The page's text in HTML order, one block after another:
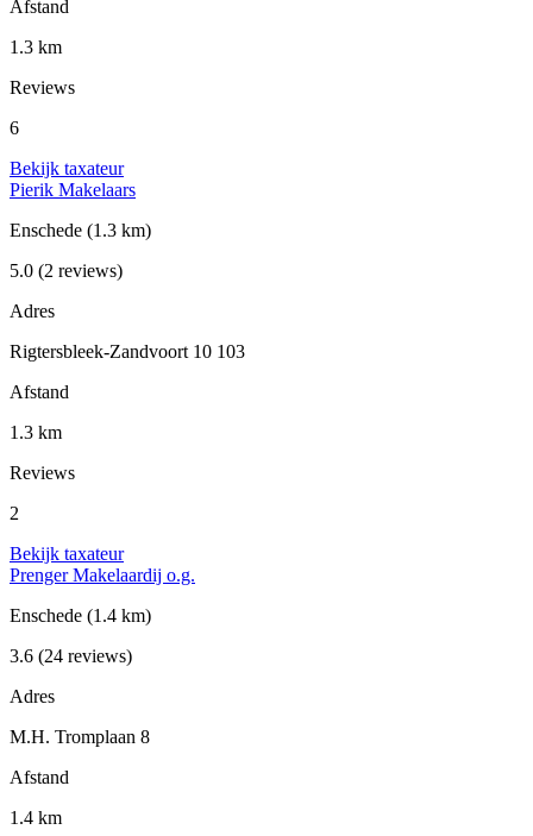
Afstand
1.3 km
Reviews
6
Bekijk taxateur
Pierik Makelaars
Enschede (1.3 km)
5.0 (2 reviews)
Adres
Rigtersbleek-Zandvoort 10 103
Afstand
1.3 km
Reviews
2
Bekijk taxateur
Prenger Makelaardij o.g.
Enschede (1.4 km)
3.6 (24 reviews)
Adres
M.H. Tromplaan 8
Afstand
1.4 km